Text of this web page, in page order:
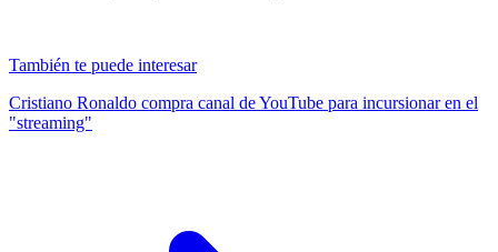
También te puede interesar
Cristiano Ronaldo compra canal de YouTube para incursionar en el
"streaming"